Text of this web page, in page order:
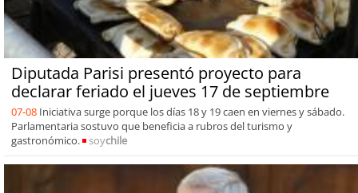
Diputada Parisi presentó proyecto para
declarar feriado el jueves 17 de septiembre
07-08 Iniciativa surge porque los días 18 y 19 caen en viernes y sábado.
Parlamentaria sostuvo que beneficia a rubros del turismo y
gastronómico.
soychile